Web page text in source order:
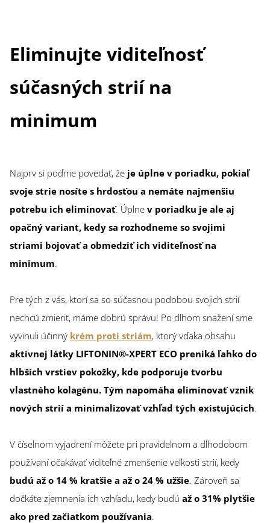
Eliminujte viditeľnosť
súčasných strií na
minimum
Najprv si poďme povedať, že je úplne v poriadku, pokiaľ
svoje strie nosíte s hrdosťou a nemáte najmenšiu
potrebu ich eliminovať. Úplne v poriadku je ale aj
opačný variant, kedy sa rozhodneme so svojimi
striami bojovať a obmedziť ich viditeľnosť na
minimum.
Pre tých z vás, ktorí sa so súčasnou podobou svojich strií
nechcú zmieriť, máme dobrú správu! Po dlhom snažení sme
vyvinuli účinný krém proti striám, ktorý vďaka obsahu
aktívnej látky LIFTONIN®-XPERT ECO preniká ľahko do
hlbších vrstiev pokožky, kde podporuje tvorbu
vlastného kolagénu. Tým napomáha eliminovať vznik
nových strií a minimalizovať vzhľad tých existujúcich.
V číselnom vyjadrení môžete pri pravidelnom a dlhodobom
používaní očakávať viditeľné zmenšenie veľkosti strií, kedy
budú až o 14 % kratšie a až o 24 % užšie. Zároveň sa
dočkáte zjemnenia ich vzhľadu, kedy budú až o 31% plytšie
ako pred začiatkom používania.